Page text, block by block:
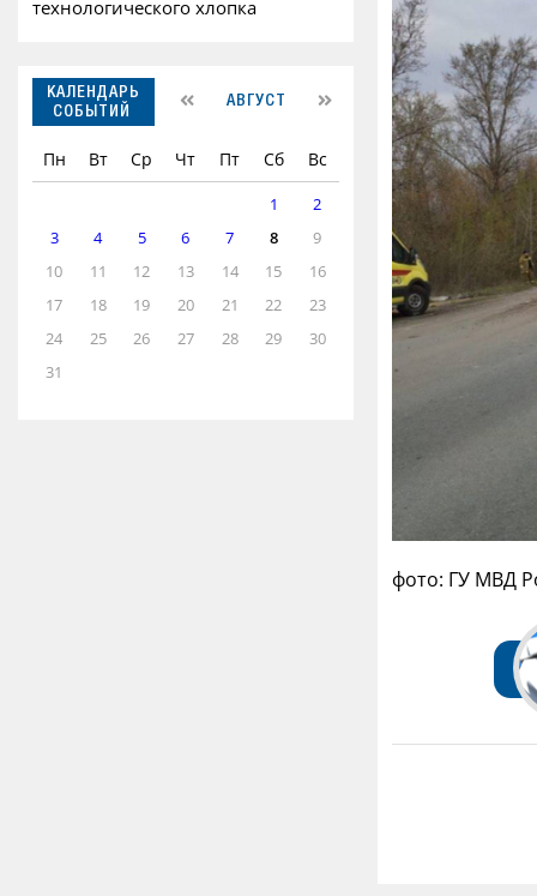
технологического хлопка
КАЛЕНДАРЬ
СОБЫТИЙ
АВГУСТ
Пн Вт Ср Чт Пт Сб Вс
1
2
3
4 5 6 7 8
9
10
11 12 13 14 15
16
17
18 19 20 21 22
23
24
25 26 27 28 29
30
31
фото: ГУ МВД